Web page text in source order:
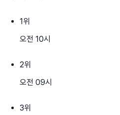
1위
오전 10시
2위
오전 09시
3위